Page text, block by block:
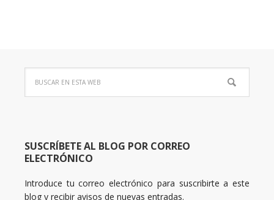
SUSCRÍBETE AL BLOG POR CORREO
ELECTRÓNICO
Introduce tu correo electrónico para suscribirte a este
blog y recibir avisos de nuevas entradas.